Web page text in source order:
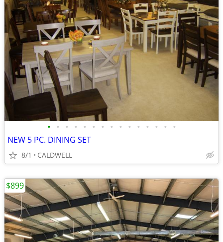
• • • • • • • • • • • • • • •
NEW 5 PC. DINING SET
8/1 CALDWELL
$899